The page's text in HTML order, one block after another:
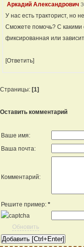
Аркадий Александрович
У нас есть тракторист, но
Сможете помочь? С
фиксированная или
[Ответить]
Страницы: [1]
Оставить комментарий
Ваше имя:
Ваша почта:
Комментарий:
Решите пример: *
Обновить